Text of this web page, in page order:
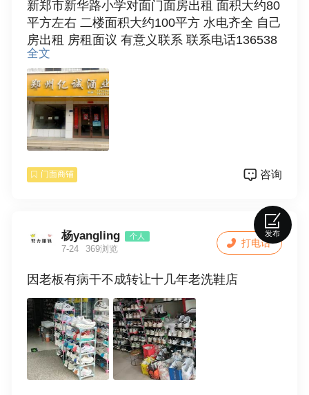
新郑市新华路小学对面门面房出租 面积大约80
平方左右 二楼面积大约100平方 水电齐全 自己
房出租 房租面议 有意义联系 联系电话136538
68002 15038127298
全文
门面商铺 咨询
杨yangling 个人
7-24 369浏览
因老板有病干不成转让十几年老洗鞋店
打电话
发布